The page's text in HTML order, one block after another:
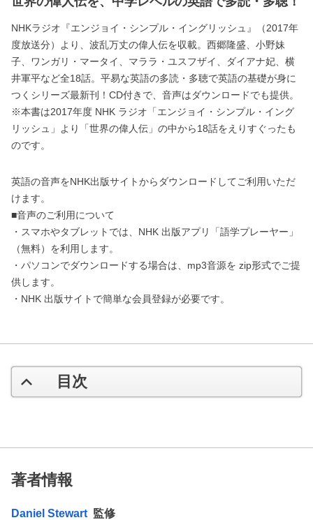
NHKラジオ『エンジョイ・シンプル・イングリッシュ』（2017年
度放送分）より、波乱万丈の偉人伝を収載。西郷隆盛、小野妹
子、ワンガリ・マータイ、マララ・ユスフザイ、ダイアナ妃、横
井軍平など全18話。平易な英語の多読・多聴で英語の基礎が身に
つくシリーズ最新刊！CD付きで、音声はダウンロードでも提供。
※本書は2017年度 NHK ラジオ「エンジョイ・シンプル・イング
リッシュ」より「世界の偉人伝」の中から18話をえりすぐったも
のです。
英語の音声をNHK出版サイトからダウンロードしてご利用いただ
けます。
■音声のご利用について
・スマホやタブレットでは、NHK 出版アプリ「語学プレーヤー」
（無料）を利用します。
・パソコンでダウンロードする場合は、mp3音源を zip形式でご提
供します。
・NHK 出版サイトで簡単な会員登録が必要です。
目次
著者情報
Daniel Stewart 監修